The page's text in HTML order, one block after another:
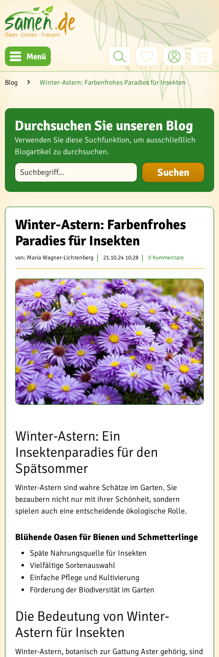
Menü
Blog Winter-Astern: Farbenfrohes Paradies für Insekten
Durchsuchen Sie unseren Blog
Verwenden Sie diese Suchfunktion, um ausschließlich
Blogartikel zu durchsuchen.
Blog durchsuchen
Winter-Astern: Farbenfrohes
Paradies für Insekten
von: Maria Wagner-Lichtenberg 21.10.24 10:28 0 Kommentare
Winter-Astern: Ein
Insektenparadies für den
Spätsommer
Winter-Astern sind wahre Schätze im Garten. Sie
bezaubern nicht nur mit ihrer Schönheit, sondern
spielen auch eine entscheidende ökologische Rolle.
Blühende Oasen für Bienen und Schmetterlinge
Späte Nahrungsquelle für Insekten
Vielfältige Sortenauswahl
Einfache Pflege und Kultivierung
Förderung der Biodiversität im Garten
Die Bedeutung von Winter-
Astern für Insekten
Winter-Astern, botanisch zur Gattung Aster gehörig, sind